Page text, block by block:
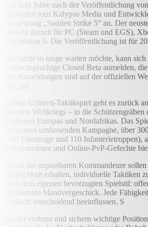
Gut acht Jahre nach der Veröffentlichung
kündigten jetzt Kalypso Media und
Fortsetzung „Sudden Strike 5“ an. Der
entsteht derzeit für PC (Steam und EGS),
PlayStation 5. Die Veröffentlichung ist für
Wer nicht so lange warten möchte, kann
englischsprachige Closed Beta anmelden,
Die Anmeldungen sind auf der offiziellen
).
In dem Echtzeit-Taktikspiel geht es zurück
Zweiten Weltkriegs – in die Schützengräben
Regionen Europas und Nordafrikas. Das
Missionen umfassenden Kampagne, über
(190 Fahrzeuge und 110 Infanterietruppen),
Kommandeure und Online-PvP-Gefechte
Durch die anpassbaren Kommandeure
Möglichkeit erhalten, individuelle Taktiken
nach dem eigenen bevorzugten Spielstil:
raffiniertem Manövergeschick. Jede
Schlacht entscheidend beeinflussen. S
Spieler erobern und sichern wichtige